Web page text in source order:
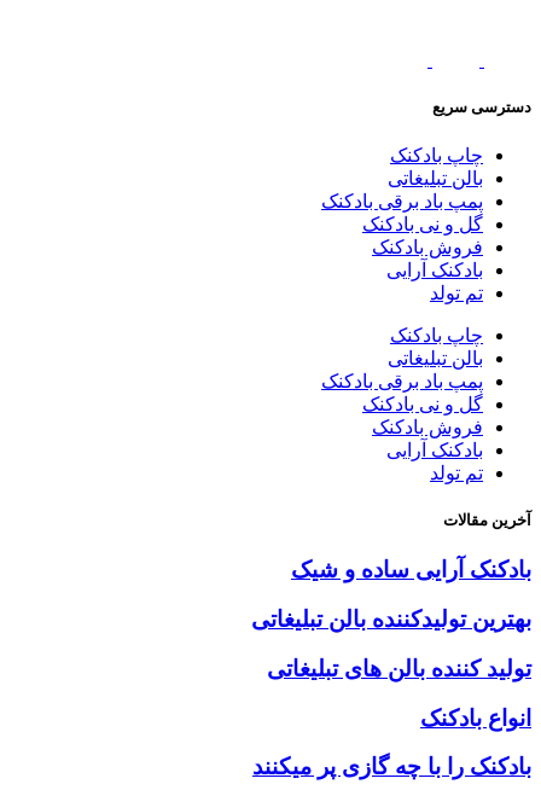
دسترسی سریع
چاپ بادکنک
بالن تبلیغاتی
پمپ باد برقی بادکنک
گل و نی بادکنک
فروش بادکنک
بادکنک آرایی
تم تولد
چاپ بادکنک
بالن تبلیغاتی
پمپ باد برقی بادکنک
گل و نی بادکنک
فروش بادکنک
بادکنک آرایی
تم تولد
آخرین مقالات
بادکنک آرایی ساده و شیک
بهترین تولیدکننده بالن تبلیغاتی
تولید کننده بالن های تبلیغاتی
انواع بادکنک
بادکنک را با چه گازی پر میکنند